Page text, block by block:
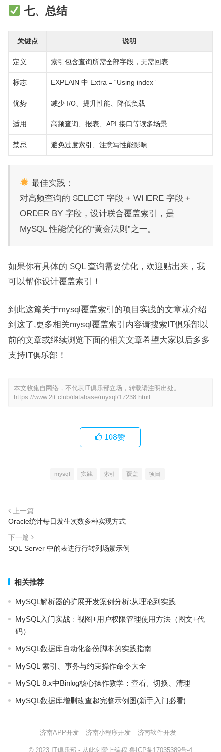
七、总结
关键点 说明
定义 索引包含查询所需全部字段，无需回表
标志 EXPLAIN 中 Extra = “Using index”
优势 减少 I/O、提升性能、降低负载
适用 高频查询、报表、API 接口等读多场景
禁忌 避免过度索引、注意写性能影响
最佳实践：
对高频查询的 SELECT 字段 + WHERE 字段 +
ORDER BY 字段，设计联合覆盖索引，是
MySQL 性能优化的“黄金法则”之一。
如果你有具体的 SQL 查询需要优化，欢迎贴出来，我
可以帮你设计覆盖索引！
到此这篇关于mysql覆盖索引的项目实践的文章就介绍
到这了,更多相关mysql覆盖索引内容请搜索IT俱乐部以
前的文章或继续浏览下面的相关文章希望大家以后多多
支持IT俱乐部！
本文收集自网络，不代表IT俱乐部立场，转载请注明出处。
https://www.2it.club/database/mysql/17238.html
108赞
mysql 实践 索引 覆盖 项目
上一篇
Oracle统计每日发生次数多种实现方式
下一篇
SQL Server 中的表进行行转列场景示例
相关推荐
MySQL解析器的扩展开发案例分析:从理论到实践
MySQL入门实战：视图+用户权限管理使用方法（图文+代
码）
MySQL数据库自动化备份脚本的实践指南
MySQL 索引、事务与约束操作命令大全
MySQL 8.x中Binlog核心操作教学：查看、切换、清理
MySQL数据库增删改查超完整示例图(新手入门必看)
济南APP开发 济南小程序开发 济南软件开发
© 2023 IT俱乐部 - 从此刻爱上编程 鲁ICP备17035389号-4